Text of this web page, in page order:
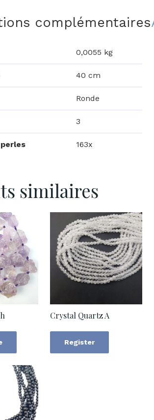
complémentaires
0,0055 kg
40 cm
Ronde
3
163x
similaires
Crystal Quartz A
Register